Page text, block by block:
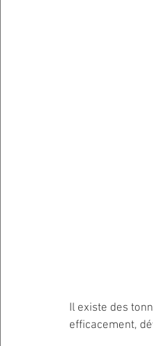
Il existe des
efficacement,